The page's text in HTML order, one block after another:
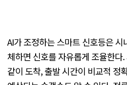
AI가 조정하는 스마트 신호등은
체하면 신호를 자유롭게 조율한다
같이 도착, 출발 시간이 비교적 정